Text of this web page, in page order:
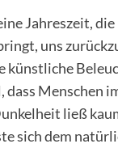
Jahreszeit, die
uns
künstliche
dass Menschen
ließ
sich dem